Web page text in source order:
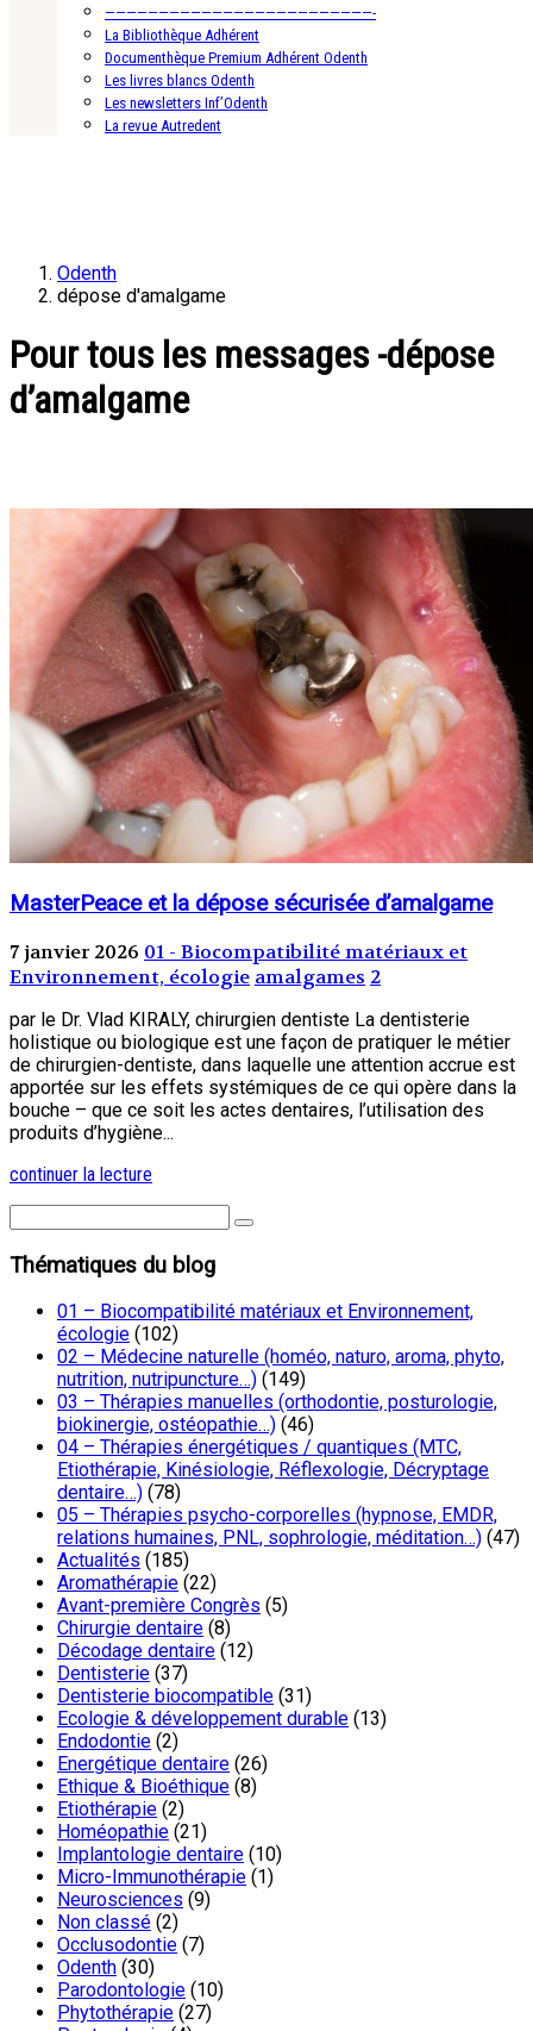
—————————————————————————-
La Bibliothèque Adhérent
Documenthèque Premium Adhérent Odenth
Les livres blancs Odenth
Les newsletters Inf’Odenth
La revue Autredent
Odenth
dépose d'amalgame
Pour tous les messages -dépose
d’amalgame
MasterPeace et la dépose sécurisée d’amalgame
7 janvier 2026 01 - Biocompatibilité matériaux et
Environnement, écologie amalgames 2
par le Dr. Vlad KIRALY, chirurgien dentiste La dentisterie
holistique ou biologique est une façon de pratiquer le métier
de chirurgien-dentiste, dans laquelle une attention accrue est
apportée sur les effets systémiques de ce qui opère dans la
bouche – que ce soit les actes dentaires, l’utilisation des
produits d’hygiène...
continuer la lecture
Thématiques du blog
01 – Biocompatibilité matériaux et Environnement,
écologie (102)
02 – Médecine naturelle (homéo, naturo, aroma, phyto,
nutrition, nutripuncture…) (149)
03 – Thérapies manuelles (orthodontie, posturologie,
biokinergie, ostéopathie…) (46)
04 – Thérapies énergétiques / quantiques (MTC,
Etiothérapie, Kinésiologie, Réflexologie, Décryptage
dentaire…) (78)
05 – Thérapies psycho-corporelles (hypnose, EMDR,
relations humaines, PNL, sophrologie, méditation…) (47)
Actualités (185)
Aromathérapie (22)
Avant-première Congrès (5)
Chirurgie dentaire (8)
Décodage dentaire (12)
Dentisterie (37)
Dentisterie biocompatible (31)
Ecologie & développement durable (13)
Endodontie (2)
Energétique dentaire (26)
Ethique & Bioéthique (8)
Etiothérapie (2)
Homéopathie (21)
Implantologie dentaire (10)
Micro-Immunothérapie (1)
Neurosciences (9)
Non classé (2)
Occlusodontie (7)
Odenth (30)
Parodontologie (10)
Phytothérapie (27)